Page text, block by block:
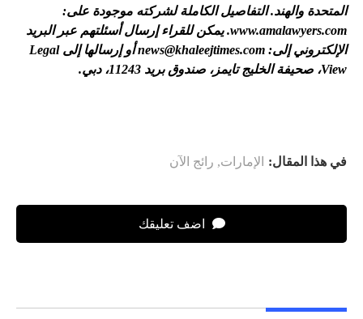
المتحدة والهند. التفاصيل الكاملة لشركته موجودة على:
www.amalawyers.com. يمكن للقراء إرسال أسئلتهم عبر البريد
الإلكتروني إلى: news@khaleejtimes.com
أو إرسالها إلى Legal
View، صحيفة الخليج تايمز، صندوق بريد 11243، دبي.
في هذا المقال: الإمارات, رائج الآن
اضف تعليقك